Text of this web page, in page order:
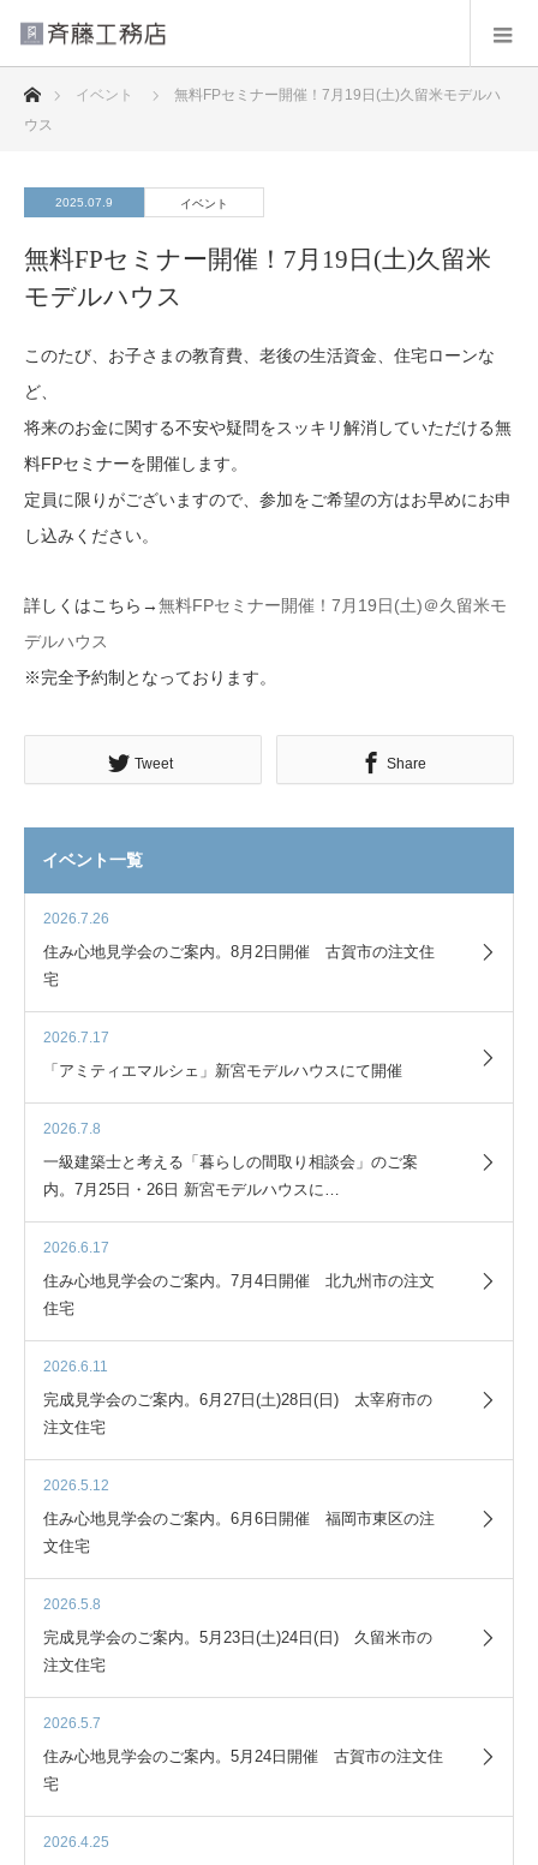
ホームイベント
無料FPセミナー開催！7月19日(土)久留米モデルハ
ウス
2025.07.9 イベント
無料FPセミナー開催！7月19日(土)久留米
モデルハウス
このたび、お子さまの教育費、老後の生活資金、住宅ローンな
ど、
将来のお金に関する不安や疑問をスッキリ解消していただける無
料FPセミナーを開催します。
定員に限りがございますので、参加をご希望の方はお早めにお申
し込みください。
詳しくはこちら→無料FPセミナー開催！7月19日(土)＠久留米モ
デルハウス
※完全予約制となっております。
Tweet Share
イベント一覧
2026.7.26
住み心地見学会のご案内。8月2日開催 古賀市の注文住
宅
2026.7.17
「アミティエマルシェ」新宮モデルハウスにて開催
2026.7.8
一級建築士と考える「暮らしの間取り相談会」のご案
内。7月25日・26日 新宮モデルハウスに…
2026.6.17
住み心地見学会のご案内。7月4日開催 北九州市の注文
住宅
2026.6.11
完成見学会のご案内。6月27日(土)28日(日) 太宰府市の
注文住宅
2026.5.12
住み心地見学会のご案内。6月6日開催 福岡市東区の注
文住宅
2026.5.8
完成見学会のご案内。5月23日(土)24日(日) 久留米市の
注文住宅
2026.5.7
住み心地見学会のご案内。5月24日開催 古賀市の注文住
宅
2026.4.25